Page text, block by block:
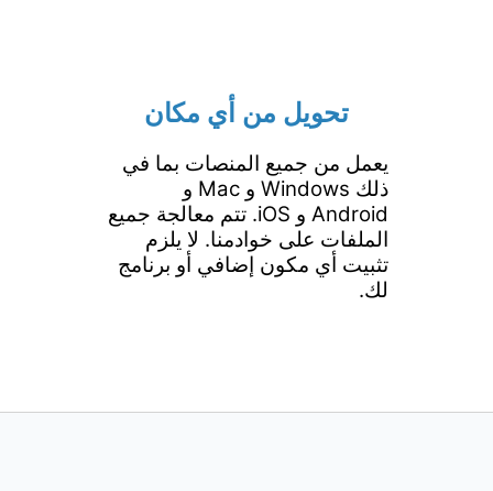
تحويل من أي مكان
يعمل من جميع المنصات بما في
ذلك Windows و Mac و
Android و iOS. تتم معالجة جميع
الملفات على خوادمنا. لا يلزم
تثبيت أي مكون إضافي أو برنامج
لك.